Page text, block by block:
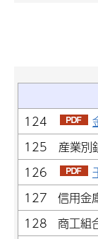
124
125 産業別
126
127 信用金
128 商工組